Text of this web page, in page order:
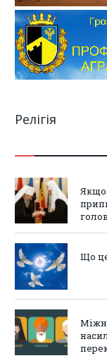
Релігія
Якщо
Що